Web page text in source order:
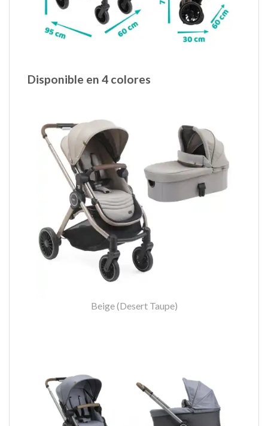
Disponible en 4 colores
Beige (Desert Taupe)